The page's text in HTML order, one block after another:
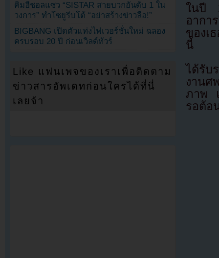
ในปี
อากา
ของเ
นี้
ได้รับ
งานศ
ภาพ
รอต้อ
คิมฮีชอลแซว “SISTAR สายบวกอันดับ 1 ใน
วงการ” ทำโซยูรีบโต้ “อย่าสร้างข่าวลือ!”
BIGBANG เปิดตัวแท่งไฟเวอร์ชั่นใหม่ ฉลอง
ครบรอบ 20 ปี ก่อนเวิลด์ทัวร์
Like แฟนเพจของเราเพื่อติดตาม
ข่าวสารอัพเดทก่อนใครได้ที่นี่
เลยจ้า